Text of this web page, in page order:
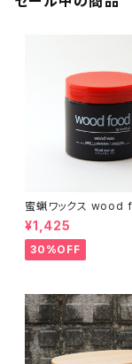
蜜蝋ワックス wood
ッドオレンジ【DIY】【木
ト プレゼント】【父の
日】
¥1,425
30%OFF